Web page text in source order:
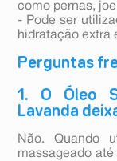
como pernas,
- Pode ser
hidratação extra
Perguntas
1. O Óleo
Lavanda
Não. Quando
massageado